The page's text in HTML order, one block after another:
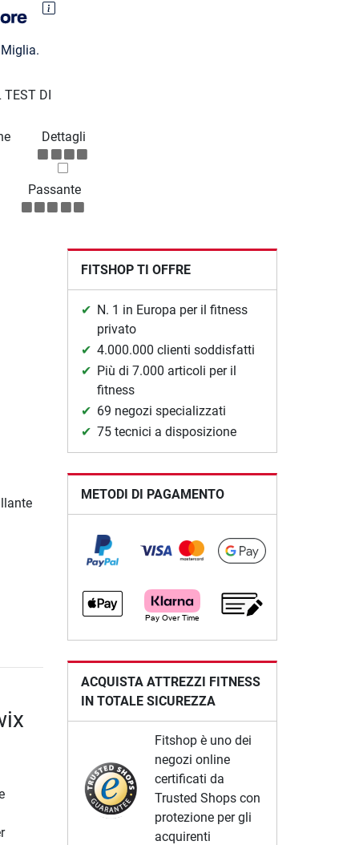
TEST DI
Dettagli
Passante
FITSHOP TI OFFRE
N. 1 in Europa per il fitness
privato
4.000.000 clienti soddisfatti
Più di 7.000 articoli per il
fitness
69 negozi specializzati
75 tecnici a disposizione
METODI DI PAGAMENTO
ACQUISTA ATTREZZI FITNESS
IN TOTALE SICUREZZA
Fitshop è uno dei
negozi online
certificati da
Trusted Shops con
protezione per gli
acquirenti